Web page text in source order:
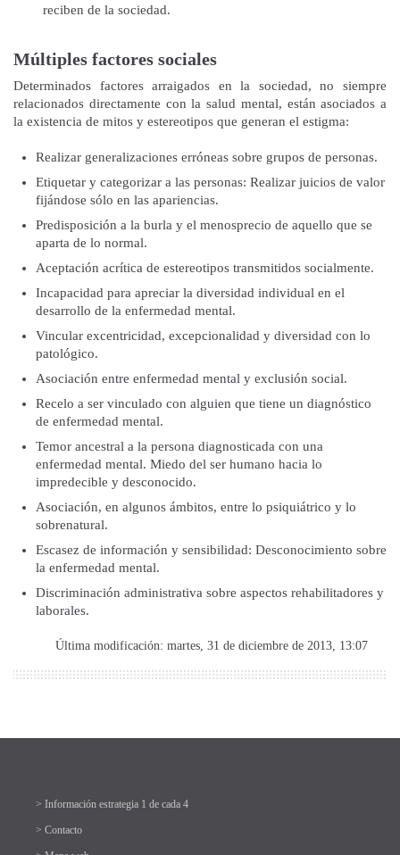
reciben de la sociedad.
Múltiples factores sociales
Determinados factores arraigados en la sociedad, no siempre
relacionados directamente con la salud mental, están asociados a
la existencia de mitos y estereotipos que generan el estigma:
Realizar generalizaciones erróneas sobre grupos de personas.
Etiquetar y categorizar a las personas: Realizar juicios de valor
fijándose sólo en las apariencias.
Predisposición a la burla y el menosprecio de aquello que se
aparta de lo normal.
Aceptación acrítica de estereotipos transmitidos socialmente.
Incapacidad para apreciar la diversidad individual en el
desarrollo de la enfermedad mental.
Vincular excentricidad, excepcionalidad y diversidad con lo
patológico.
Asociación entre enfermedad mental y exclusión social.
Recelo a ser vinculado con alguien que tiene un diagnóstico
de enfermedad mental.
Temor ancestral a la persona diagnosticada con una
enfermedad mental. Miedo del ser humano hacia lo
impredecible y desconocido.
Asociación, en algunos ámbitos, entre lo psiquiátrico y lo
sobrenatural.
Escasez de información y sensibilidad: Desconocimiento sobre
la enfermedad mental.
Discriminación administrativa sobre aspectos rehabilitadores y
laborales.
Última modificación: martes, 31 de diciembre de 2013, 13:07
> Información estrategia 1 de cada 4
> Contacto